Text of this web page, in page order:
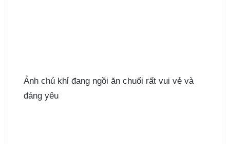
Ảnh chú khỉ đang ngồi ăn chuối rất vui vẻ và
đáng yêu